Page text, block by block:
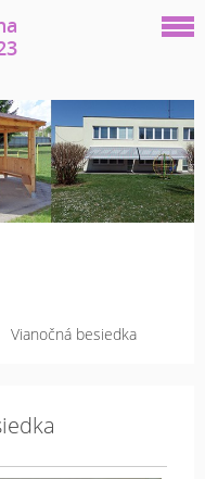
Vianočná besiedka